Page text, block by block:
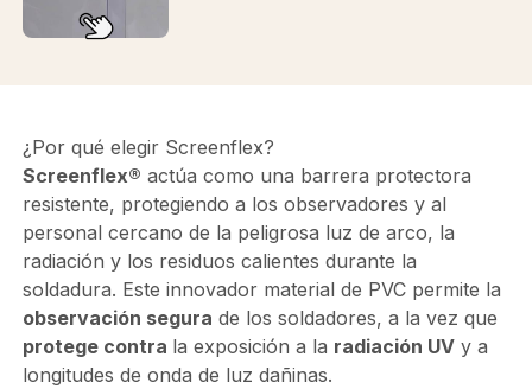
¿Por qué elegir Screenflex?
Screenflex® actúa como una barrera protectora
resistente, protegiendo a los observadores y al
personal cercano de la peligrosa luz de arco, la
radiación y los residuos calientes durante la
soldadura. Este innovador material de PVC permite la
observación segura de los soldadores, a la vez que
protege contra la exposición a la radiación UVy a
longitudes de onda de luz dañinas.